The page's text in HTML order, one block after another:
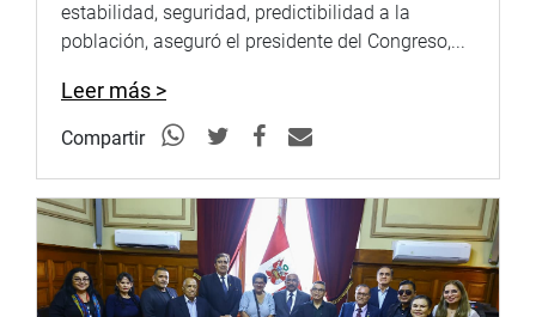
estabilidad, seguridad, predictibilidad a la
población, aseguró el presidente del Congreso,...
Leer más >
Compartir